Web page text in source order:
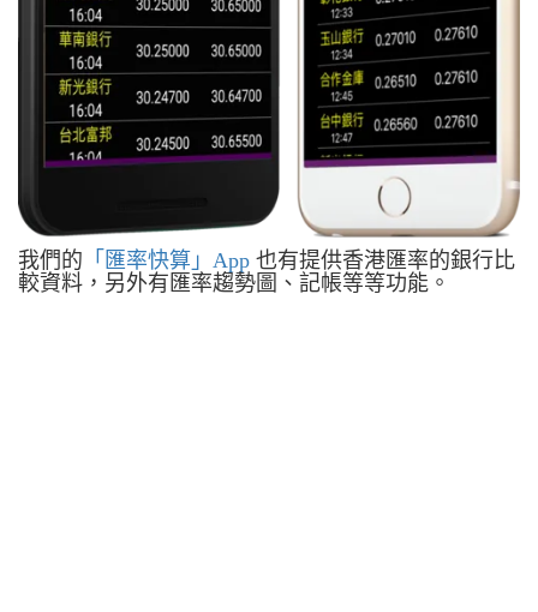
我們的 「匯率快算」App 也有提供香港匯率的銀行比
較資料，另外有匯率趨勢圖、記帳等等功能。